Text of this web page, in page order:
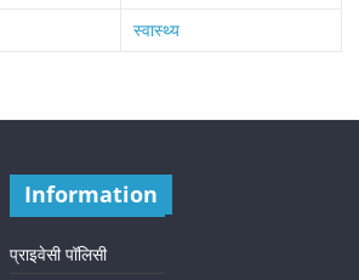
स्वास्थ्य
Information
प्राइवेसी पॉलिसी